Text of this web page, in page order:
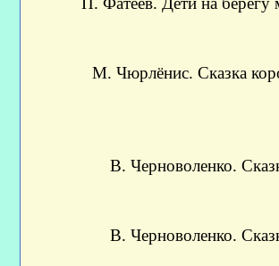
М. Чюрлёнис. Сказка
В. Черноволенко.
В. Черноволенко.